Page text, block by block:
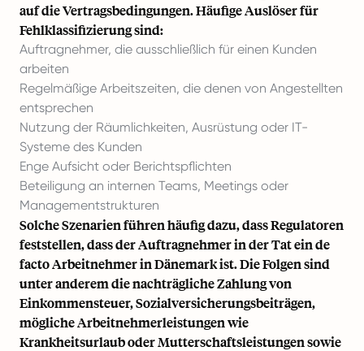
auf die Vertragsbedingungen. Häufige Auslöser für
Fehlklassifizierung sind:
Auftragnehmer, die ausschließlich für einen Kunden
arbeiten
Regelmäßige Arbeitszeiten, die denen von Angestellten
entsprechen
Nutzung der Räumlichkeiten, Ausrüstung oder IT-
Systeme des Kunden
Enge Aufsicht oder Berichtspflichten
Beteiligung an internen Teams, Meetings oder
Managementstrukturen
Solche Szenarien führen häufig dazu, dass Regulatoren
feststellen, dass der Auftragnehmer in der Tat ein de
facto Arbeitnehmer in Dänemark ist. Die Folgen sind
unter anderem die nachträgliche Zahlung von
Einkommensteuer, Sozialversicherungsbeiträgen,
mögliche Arbeitnehmerleistungen wie
Krankheitsurlaub oder Mutterschaftsleistungen sowie